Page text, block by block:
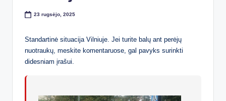
23 rugsėjo, 2025
Standartinė situacija Vilniuje. Jei turite balų ant perėjų
nuotraukų, meskite komentaruose, gal pavyks surinkti
didesniam įrašui.